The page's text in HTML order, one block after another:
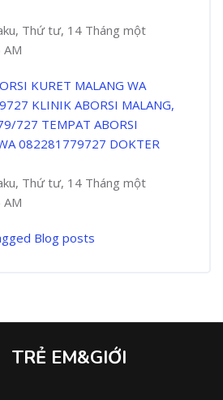
Thứ tư, 14 Tháng một
KURET MALANG WA
KLINIK ABORSI MALANG,
727 TEMPAT ABORSI
082281779727 DOKTER
Thứ tư, 14 Tháng một
Blog posts
TRẺ EM&GIỚI